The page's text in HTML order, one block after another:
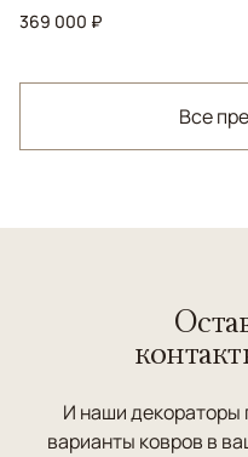
369 000 ₽
Все
И наши декораторы
варианты ковров в